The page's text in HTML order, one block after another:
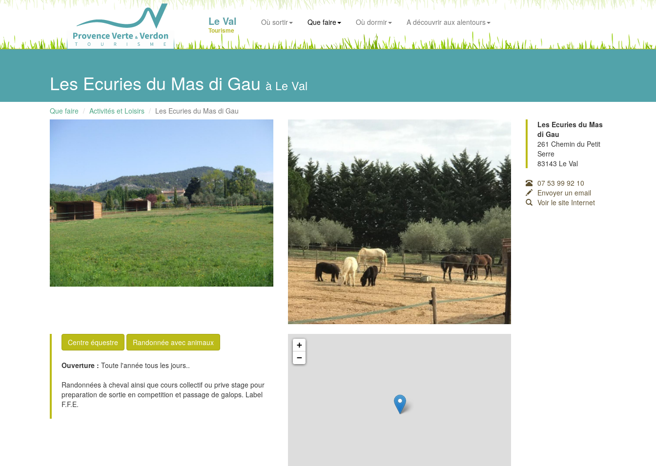
Le Val
Tourisme
Où sortir Que faire Où dormir A découvrir aux alentours
Les Ecuries du Mas di Gau à Le Val
Que faire Activités et Loisirs
Les Ecuries du Mas di Gau
Les Ecuries du Mas
di Gau
261 Chemin du Petit
Serre
83143 Le Val
07 53 99 92 10
Envoyer un email
Voir le site Internet
Centre équestre Randonnée avec animaux
Ouverture : Toute l'année tous les jours..
Randonnées à cheval ainsi que cours collectif ou prive stage pour
preparation de sortie en competition et passage de galops. Label
F.F.E.
+
−